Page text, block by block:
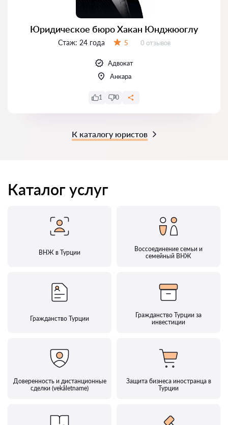
Юридическое бюро Хакан Юнджюоглу
Стаж: 24 года 5 Отзывов:
0 отзывов
Адвокат
Анкара
1 0
К каталогу юристов
Каталог услуг
ВНЖ в Турции
Воссоединение семьи и
семейный ВНЖ
Гражданство Турции
Гражданство Турции за
инвестиции
Доверенность и дистанционные
сделки (vekâletname)
Защита бизнеса иностранца в
Турции